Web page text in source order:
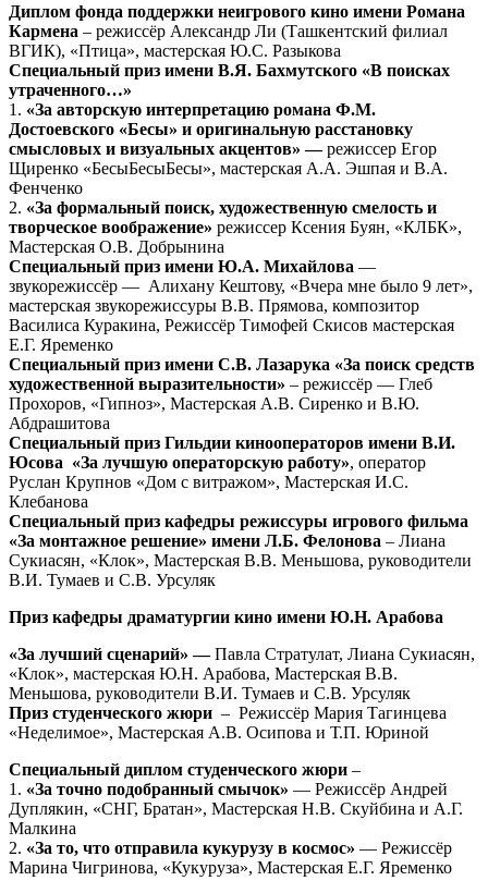
Диплом фонда поддержки неигрового кино имени Романа
Кармена – режиссёр Александр Ли (Ташкентский филиал
ВГИК), «Птица», мастерская Ю.С. Разыкова
Специальный приз имени В.Я. Бахмутского «В поисках
утраченного…»
1. «За авторскую интерпретацию романа Ф.М.
Достоевского «Бесы» и оригинальную расстановку
смысловых и визуальных акцентов» —режиссер Егор
Щиренко «БесыБесыБесы», мастерская А.А. Эшпая и В.А.
Фенченко
2. «За формальный поиск, художественную смелость и
творческое воображение» режиссер Ксения Буян, «КЛБК»,
Мастерская О.В. Добрынина
Специальный приз имени Ю.А. Михайлова —
звукорежиссёр — Алихану Кештову, «Вчера мне было 9 лет»,
мастерская звукорежиссуры В.В. Прямова, композитор
Василиса Куракина, Режиссёр Тимофей Скисов мастерская
Е.Г. Яременко
Специальный приз имени С.В. Лазарука «За поиск средств
художественной выразительности» – режиссёр — Глеб
Прохоров, «Гипноз», Мастерская А.В. Сиренко и В.Ю.
Абдрашитова
Специальный приз Гильдии кинооператоров имени В.И.
Юсова «За лучшую операторскую работу», оператор
Руслан Крупнов «Дом с витражом», Мастерская И.С.
Клебанова
Специальный приз кафедры режиссуры игрового фильма
«За монтажное решение» имени Л.Б. Фелонова – Лиана
Сукиасян, «Клок», Мастерская В.В. Меньшова, руководители
В.И. Тумаев и С.В. Урсуляк
Приз кафедры драматургии кино имени Ю.Н. Арабова
«За лучший сценарий» —Павла Стратулат, Лиана Сукиасян,
«Клок», мастерская Ю.Н. Арабова, Мастерская В.В.
Меньшова, руководители В.И. Тумаев и С.В. Урсуляк
Приз студенческого жюри – Режиссёр Мария Тагинцева
«Неделимое», Мастерская А.В. Осипова и Т.П. Юриной
Специальный диплом студенческого жюри –
1. «За точно подобранный смычок» — Режиссёр Андрей
Дуплякин, «СНГ, Братан», Мастерская Н.В. Скуйбина и А.Г.
Малкина
2. «За то, что отправила кукурузу в космос» — Режиссёр
Марина Чигринова, «Кукуруза», Мастерская Е.Г. Яременко